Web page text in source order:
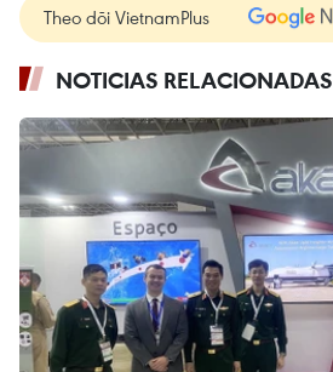
Theo dõi VietnamPlus
NOTICIAS RELACIONADAS